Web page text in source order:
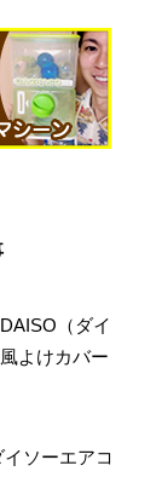
（ダイ
よけカバー
イソーエアコ